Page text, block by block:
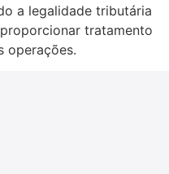
a legalidade tributária
tratamento
operações.